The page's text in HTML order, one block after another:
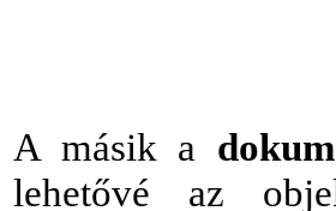
A másik a
lehetővé az